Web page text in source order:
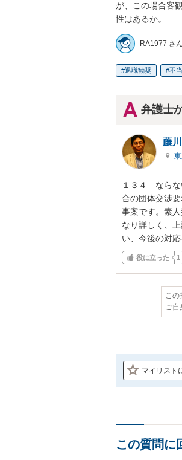
が、この場合客
性はあるか。
RA1977 さん
退職勧奨 不
弁護士
藤
１３４　なら
合の団体交渉
事案です。素
なり詳しく、
い、今後の対
役に立った 1
こ
ご
マイリスト
この質問に